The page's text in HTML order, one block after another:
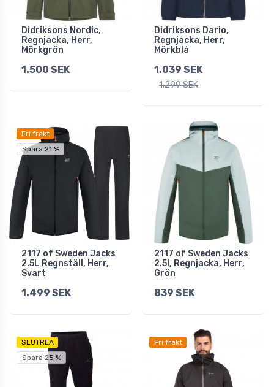
Didriksons Nordic,
Regnjacka, Herr,
Mörkgrön
1.500 SEK
Didriksons Dario,
Regnjacka, Herr,
Mörkblå
1.039 SEK
1.299 SEK
Fri frakt
Spara 21 %
2117 of Sweden Jacks
2.5L Regnställ, Herr,
Svart
1.499 SEK
2117 of Sweden Jacks
2.5l, Regnjacka, Herr,
Grön
839 SEK
SLUTREA
Spara 25 %
Fri frakt